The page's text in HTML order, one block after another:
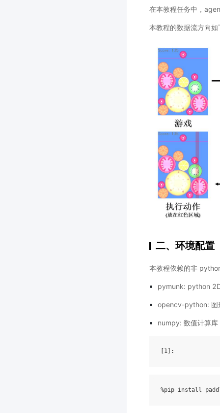
在本教程任务中，
本教程的数据流方向
二、环境配置
本教程依赖的非
pymunk: python
opencv-python: 图
numpy: 数值计算库
[1]
%pip